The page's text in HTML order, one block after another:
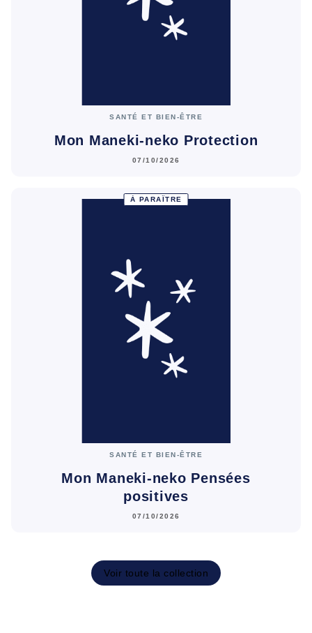
SANTÉ ET BIEN-ÊTRE
Mon Maneki-neko Protection
07/10/2026
À PARAÎTRE
SANTÉ ET BIEN-ÊTRE
Mon Maneki-neko Pensées
positives
07/10/2026
Voir toute la collection